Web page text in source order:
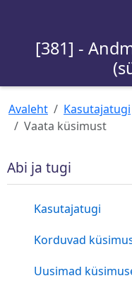
[381] -
Avaleht Kasutajatugi
Vaata küsimust
Abi ja tugi
Kasutajatugi
Korduvad
Uusimad